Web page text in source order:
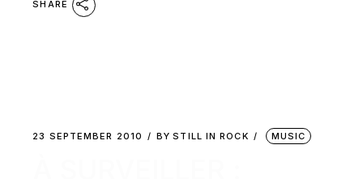
SHARE
23 SEPTEMBER 2010 BY STILL IN ROCK MUSIC